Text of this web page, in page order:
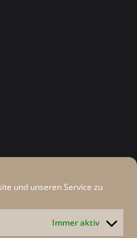
und unseren Service zu
Immer aktiv